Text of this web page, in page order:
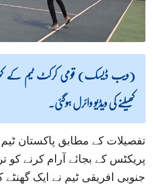
(ویب ڈیسک) قومی کرکٹ ٹیم کے
کھیلنے کی ویڈیو وائرل ہوگئی۔
تفصیلات کے مطابق پاکستان
پریکٹس کے بجائے آرام کرنے کو
جنوبی افریقی ٹیم نے ایک گھنٹے